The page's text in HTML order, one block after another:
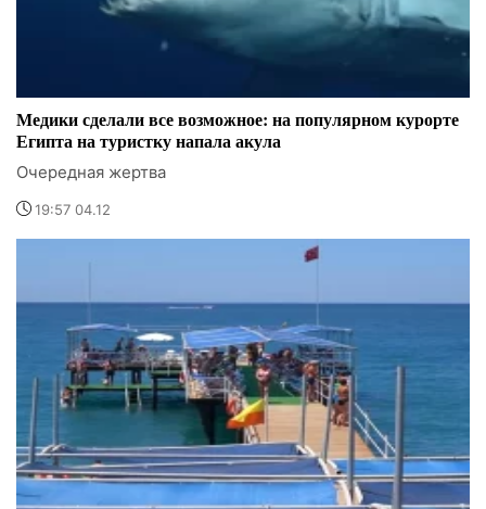
Медики сделали все возможное: на популярном курорте
Египта на туристку напала акула
Очередная жертва
19:57 04.12